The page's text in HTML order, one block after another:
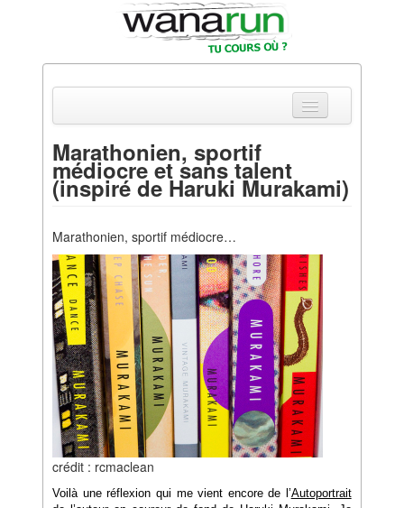
Actualités
Parcours & Courses
Outils & Réseaux
Marathonien, sportif
médiocre et sans talent
(inspiré de Haruki Murakami)
Marathonien, sportif médiocre…
crédit : rcmaclean
Voilà une réflexion qui me vient encore de l’Autoportrait